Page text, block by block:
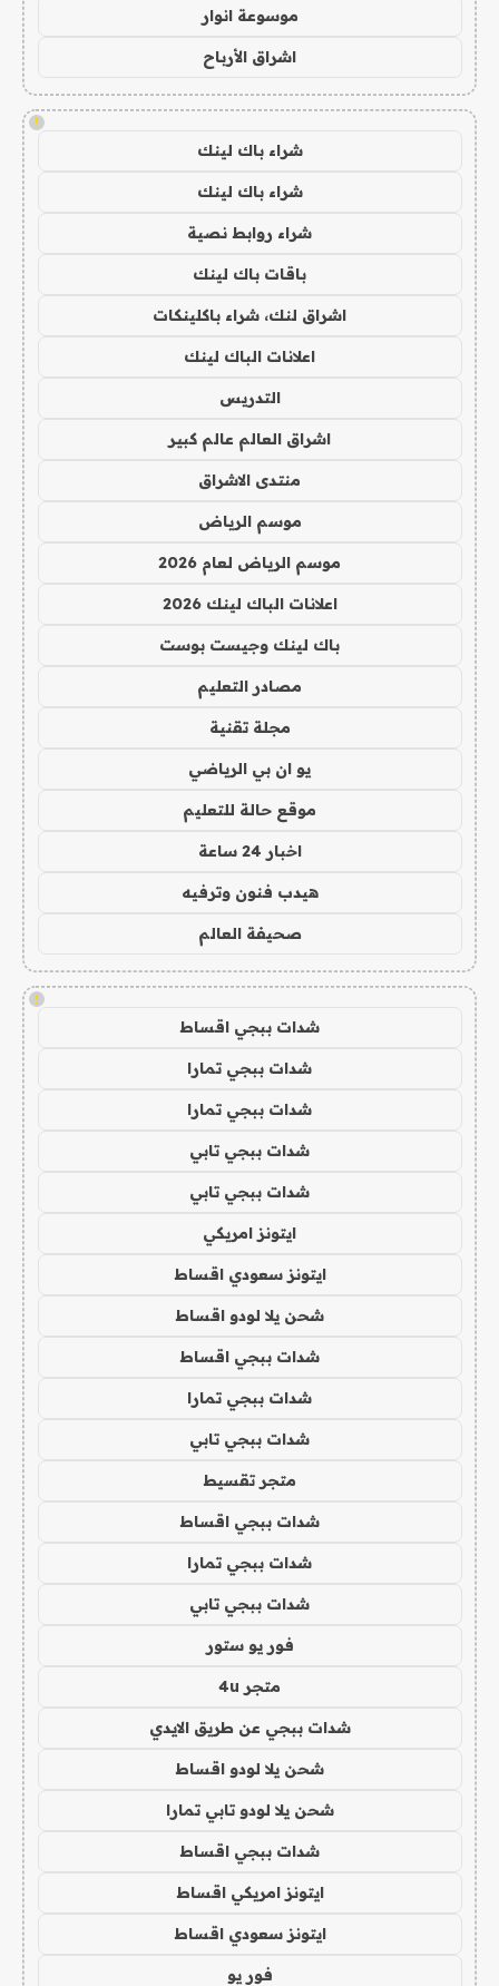
موسوعة انوار
اشراق الأرباح
!
شراء باك لينك
شراء باك لينك
شراء روابط نصية
باقات باك لينك
اشراق لنك، شراء باكلينكات
اعلانات الباك لينك
التدريس
اشراق العالم عالم كبير
منتدى الاشراق
موسم الرياض
موسم الرياض لعام 2026
اعلانات الباك لينك 2026
باك لينك وجيست بوست
مصادر التعليم
مجلة تقنية
يو ان بي الرياضي
موقع حالة للتعليم
اخبار 24 ساعة
هيدب فنون وترفيه
صحيفة العالم
!
شدات ببجي اقساط
شدات ببجي تمارا
شدات ببجي تمارا
شدات ببجي تابي
شدات ببجي تابي
ايتونز امريكي
ايتونز سعودي اقساط
شحن يلا لودو اقساط
شدات ببجي اقساط
شدات ببجي تمارا
شدات ببجي تابي
متجر تقسيط
شدات ببجي اقساط
شدات ببجي تمارا
شدات ببجي تابي
فور يو ستور
متجر 4u
شدات ببجي عن طريق الايدي
شحن يلا لودو اقساط
شحن يلا لودو تابي تمارا
شدات ببجي اقساط
ايتونز امريكي اقساط
ايتونز سعودي اقساط
فور يو